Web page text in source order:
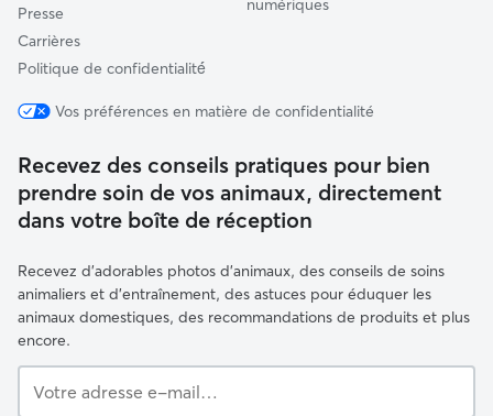
Presse
Carrières
Politique de confidentialité́
numériques
Vos préférences en matière de confidentialité
Recevez des conseils pratiques pour bien
prendre soin de vos animaux, directement
dans votre boîte de réception
Recevez d'adorables photos d'animaux, des conseils de soins
animaliers et d'entraînement, des astuces pour éduquer les
animaux domestiques, des recommandations de produits et plus
encore.
adresse